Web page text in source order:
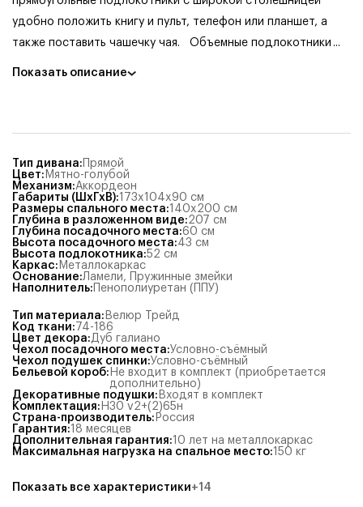
удобно положить книгу и пульт, телефон или планшет, а
также поставить чашечку чая.
Объемные подлокотники ...
Показать описание
Тип дивана: Прямой
Цвет: Мятно-голубой
Механизм:Аккордеон
Габариты (ШхГхВ):173x104x90 см
Размеры спального места:140x200 см
Глубина в разложенном виде:207 см
Глубина посадочного места:60 см
Высота посадочного места:43 см
Высота подлокотника:52 см
Каркас: Металлокаркас
Основание:Ламели,
Пружинные змейки
Наполнитель: Пенополиуретан (ППУ)
Тип материала: Велюр Трейд
Код ткани: 74-186
Цвет декора:Дуб галиано
Чехол посадочного места:Условно-съёмный
Чехол подушек спинки:Условно-съёмный
Бельевой короб: Не входит в комплект (приобретается
дополнительно)
Декоративные подушки: Входят в комплект
Комплектация: Н30 v2+(2)65н
Страна-производитель: Россия
Гарантия:18 месяцев
Дополнительная гарантия:10 лет на металлокаркас
Максимальная нагрузка на спальное место:150 кг
Показать все характеристики+14